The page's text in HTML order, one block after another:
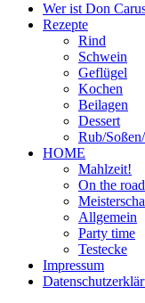
Wer ist Don
Rezepte
Rind
Schwein
Geflügel
Kochen
Beilagen
Dessert
Rub/
HOME
Mahlzeit!
On the road
Allgemein
Party time
Testecke
Impressum